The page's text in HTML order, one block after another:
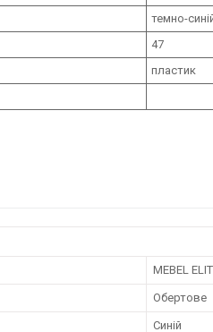
темно-
47
пластик
MEBEL
Обертове
Синій